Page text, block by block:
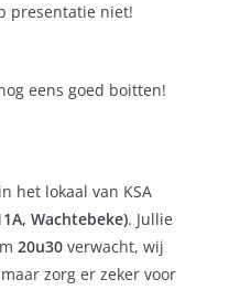
presentatie niet!
eens goed boitten!
het lokaal van KSA
Wachtebeke). Jullie
20u30 verwacht, wij
zorg er zeker voor